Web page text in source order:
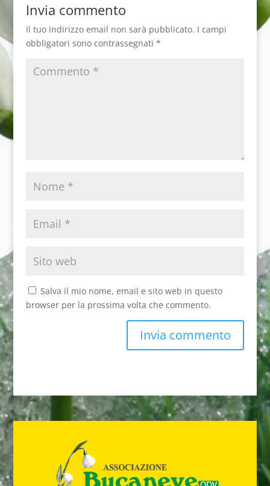
Invia commento
Il tuo indirizzo email non sarà pubblicato. I campi
obbligatori sono contrassegnati *
Salva il mio nome, email e sito web in questo
browser per la prossima volta che commento.